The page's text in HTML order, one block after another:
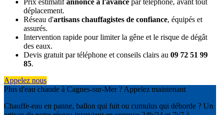
déplacement.
Réseau d'artisans chauffagistes de confiance, équipés et
assurés.
Intervention rapide pour limiter la gêne et le risque de dégât
des eaux.
Devis gratuit par téléphone et conseils clairs au 09 72 51 99
85.
Appelez nous
Plus d'eau chaude à Cagnes-sur-Mer ? Appelez maintenant
Chauffe-eau en panne, ballon qui fuit ou cumulus qui déborde ? Un